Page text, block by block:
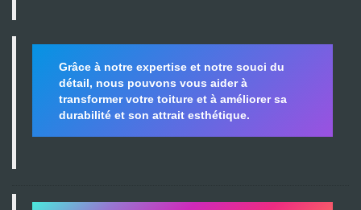
Grâce à notre expertise et notre souci du
détail, nous pouvons vous aider à
transformer votre toiture et à améliorer sa
durabilité et son attrait esthétique.